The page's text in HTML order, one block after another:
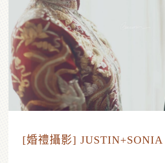
[婚禮攝影]